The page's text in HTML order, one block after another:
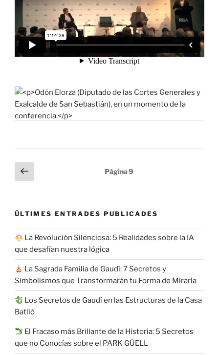
Paginación
de
Página
anterior
Página9
ÚLTIMES ENTRADES PUBLICADES
La Revolución Silenciosa: 5 Realidades sobre la IA
que desafían nuestra lógica
La Sagrada Familia de Gaudí: 7 Secretos y
Simbolismos que Transformarán tu Forma de Mirarla
Los Secretos de Gaudí en las Estructuras de la Casa
Batlló
El Fracaso más Brillante de la Historia: 5 Secretos
que no Conocías sobre el PARK GÜELL